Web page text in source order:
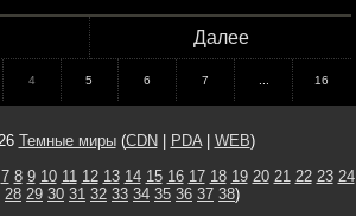
Далее
4 5 6 7 16
Темные миры(CDN PDA| WEB)
7 8 9 10 11 12 13 14 15 16 17 18 19 20 21 22 23 24
28 29 30 31 32 33 34 35 36 37 38)